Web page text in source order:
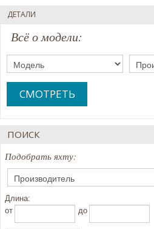
ДЕТАЛИ
Всё о модели:
СМОТРЕТЬ
ПОИСК
Подобрать яхту:
Длина:
oт
до